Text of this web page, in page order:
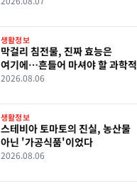
생활정보
막걸리 침전물, 진짜 효능은
여기에…흔들어 마셔야 할 과학적
이유
2026.08.06
생활정보
스테비아 토마토의 진실, 농산물
아닌 '가공식품'이었다
2026.08.06